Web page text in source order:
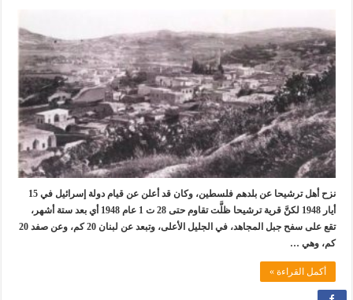
نزح أهل ترشيحا عن بلدهم فلسطين، وكان قد أعلن عن قيام دولة إسرائيل في 15
أيار 1948 لكنَّ قرية ترشيحا ظلَّت تقاوم حتى 28 ت 1 عام 1948 أي بعد ستة أشهر،
تقع على سفح جبل المجاهد، في الجليل الأعلى، وتبعد عن لبنان 20 كم، وعن صفد 20
كم، وهي …
أكمل القراءة »